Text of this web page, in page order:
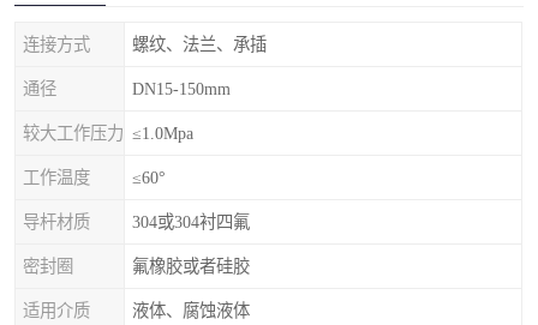
连接方式 螺纹、法兰、承插
通径 DN15-150mm
较大工作压力 ≤1.0Mpa
工作温度 ≤60°
导杆材质 304或304衬四氟
密封圈 氟橡胶或者硅胶
适用介质 液体、腐蚀液体